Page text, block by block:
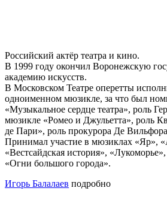
Российский актёр театра и кино.
В 1999 году окончил Воронежскую
академию искусств.
В Московском Театре оперетты
одноименном мюзикле, за что был
«Музыкальное сердце театра», роль
мюзикле «Ромео и Джульетта», роль
де Пари», роль прокурора Де
Принимал участие в мюзиклах «Яр»,
«Вестсайдская история»,
«Огни большого города».
Игорь Балалаев подробно